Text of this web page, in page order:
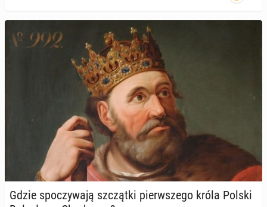
Gdzie spo­czy­wa­ją szcząt­ki pierw­sze­go króla Polski